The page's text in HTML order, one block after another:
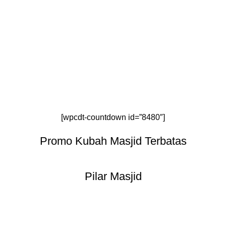
[wpcdt-countdown id=”8480″]
Promo Kubah Masjid Terbatas
Pilar Masjid